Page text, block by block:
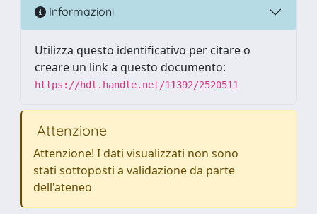
Informazioni
Utilizza questo identificativo per citare o
creare un link a questo documento:
https://hdl.handle.net/11392/2520511
Attenzione
Attenzione! I dati visualizzati non sono
stati sottoposti a validazione da parte
dell'ateneo